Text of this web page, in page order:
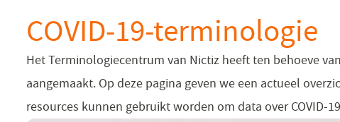
COVID-19-terminologie
Het Terminologiecentrum van Nictiz heeft ten behoeve
aangemaakt. Op deze pagina geven we een actueel
resources kunnen gebruikt worden om data over COVID-